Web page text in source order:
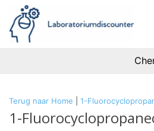
Terug naar Home 1-
1-